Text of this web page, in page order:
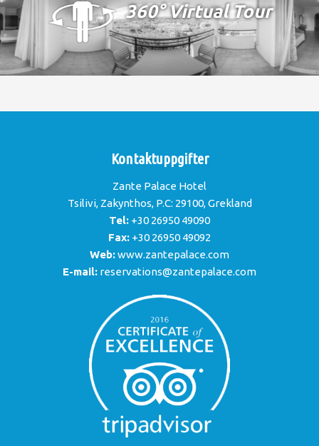
360° Virtual Tour
Kontaktuppgifter
Zante Palace Hotel
Tsilivi, Zakynthos, P.C: 29100, Grekland
Tel: +30 26950 49090
Fax: +30 26950 49092
Web:www.zantepalace.com
E-mail: reservations@zantepalace.com